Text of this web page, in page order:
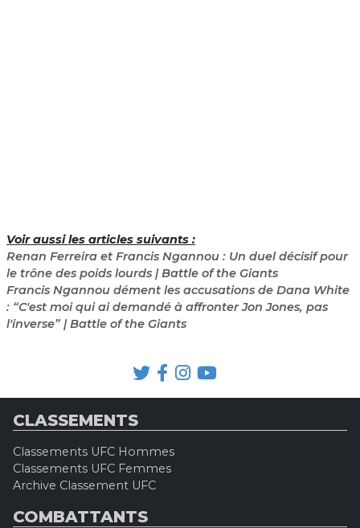
Voir aussi les articles suivants :
Renan Ferreira et Francis Ngannou : Un duel décisif pour
le trône des poids lourds | Battle of the Giants
Francis Ngannou dément les accusations de Dana White
: “C'est moi qui ai demandé à affronter Jon Jones, pas
l'inverse” | Battle of the Giants
CLASSEMENTS
Classements UFC Hommes
Classements UFC Femmes
Archive Classement UFC
COMBATTANTS